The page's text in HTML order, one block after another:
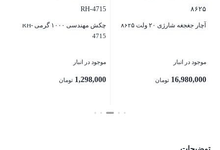
آچار جغجغه شارژی ۲۰ ولت ۸۶۲۵
موجود در انبار
16,980,000 تومان
چکش مهندسی ۱۰۰۰ گرمی RH-
4715
موجود در انبار
1,298,000 تومان